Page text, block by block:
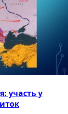
участь у